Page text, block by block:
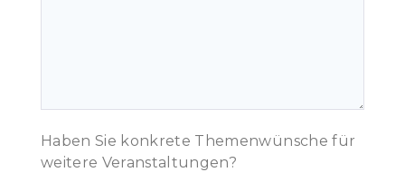
Haben Sie konkrete Themenwünsche für
weitere Veranstaltungen?